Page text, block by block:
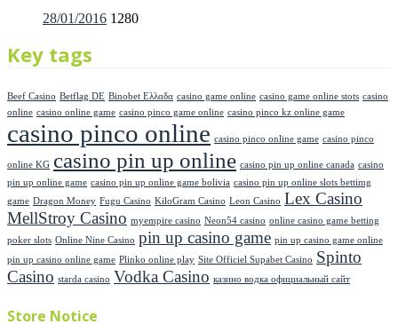
Posted
28/01/2016 1280
Key tags
Beef Casino Betflag DE Binobet Ελλαδα casino game online casino game online stots casino
online casino online game casino pinco game online casino pinco kz online game
casino pinco online casino pinco online game casino pinco
online KG casino pin up online casino pin up online canada casino
pin up online game casino pin up online game bolivia casino pin up online slots bettimg
game Dragon Money Fugu Casino KiloGram Casino Leon Casino Lex Casino
MellStroy Casino myempire casino Neon54 casino online casino game betting
poker slots Online Nine Casino pin up casino game pin up casino game online
pin up casino online game Plinko online play Site Officiel Supabet Casino Spinto
Casino starda casino Vodka Casino казино водка официальный сайт
Store Notice